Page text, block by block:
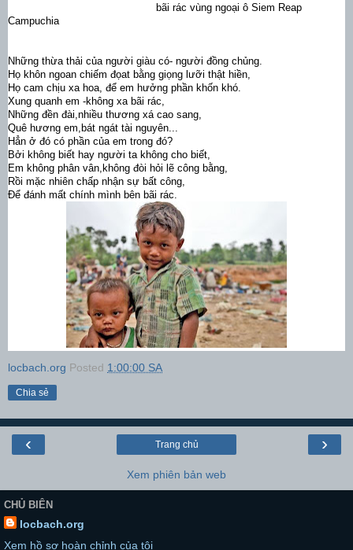
bãi rác vùng ngoại ô Siem Reap
Campuchia
Những thừa thải của người giàu có- người đồng chủng.
Họ khôn ngoan chiếm đọat bằng giọng lưỡi thật hiền,
Họ cam chịu xa hoa, để em hưởng phần khốn khó.
Xung quanh em -không xa bãi rác,
Những đền đài,nhiều thương xá cao sang,
Quê hương em,bát ngát tài nguyên...
Hẳn ở đó có phần của em trong đó?
Bởi không biết hay người ta không cho biết,
Em không phân vân,không đòi hỏi lẽ công bằng,
Rồi mặc nhiên chấp nhận sự bất công,
Để đánh mất chính mình bên bãi rác.
locbach.org Posted 1:00:00 SA
Chia sẻ
‹ ›
Trang chủ
Xem phiên bản web
CHỦ BIÊN
locbach.org
Xem hồ sơ hoàn chỉnh của tôi